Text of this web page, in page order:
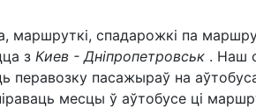
маршруткі, спадарожкі па
з Киев - Дніпропетровськ . Наш
перавозку пасажыраў на
месцы ў аўтобусе ці